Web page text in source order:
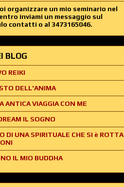
organizzare un mio seminario nel
inviami un messaggio sul
contatti o al 3473165046.
BLOG
REIKI
DELL'ANIMA
ANTICA VIAGGIA CON ME
IL SOGNO
DI UNA SPIRITUALE CHE SI è ROTTA
IL MIO BUDDHA